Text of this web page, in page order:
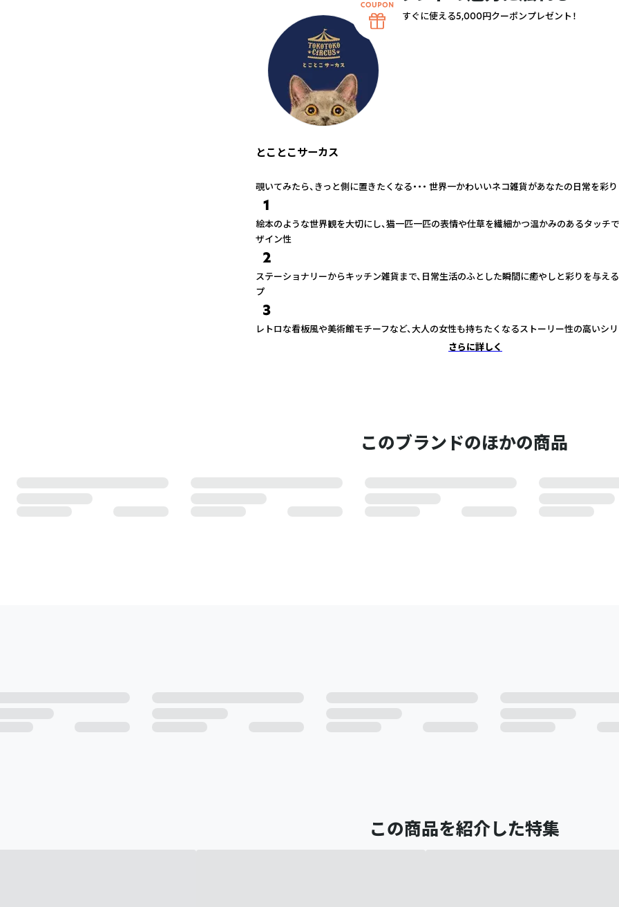
とことこサーカス
覗いてみたら、きっと側に置きたくなる・・・ 世界一かわいいネコ雑貨があなたの日常を彩り
1
絵本のような世界観を大切にし、猫一匹一匹の表情や仕草を繊細かつ温かみのあるタッチ
ザイン性
2
ステーショナリーからキッチン雑貨まで、日常生活のふとした瞬間に癒やしと彩りを与え
プ
3
レトロな看板風や美術館モチーフなど、大人の女性も持ちたくなるストーリー性の高いシ
さらに詳しく
このブランドのほかの商品
この商品を紹介した特集
すぐに使える5,000円クーポンプレゼント！